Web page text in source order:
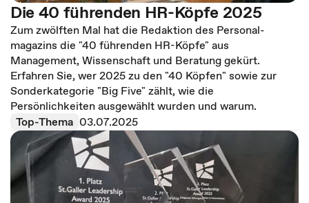
Die 40 führenden HR-Köpfe 2025
Zum zwölften Mal hat die Redaktion des Personal­
magazins die "40 führenden HR-Köpfe" aus
Management, Wissenschaft und Beratung gekürt.
Erfahren Sie, wer 2025 zu den "40 Köpfen" sowie zur
Sonderkategorie "Big Five" zählt, wie die
Persönlichkeiten ausgewählt wurden und warum.
Top-Thema 03.07.2025